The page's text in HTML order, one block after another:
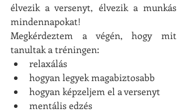
élvezik a versenyt, élvezik a munkás
mindennapokat!
Megkérdeztem a végén, hogy mit
tanultak a tréningen:
relaxálás
hogyan legyek magabiztosabb
hogyan képzeljem el a versenyt
mentális edzés